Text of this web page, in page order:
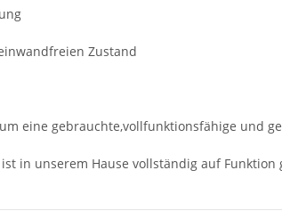
Zustand
eine gebrauchte,vollfunktionsfähige und
in unserem Hause vollständig auf